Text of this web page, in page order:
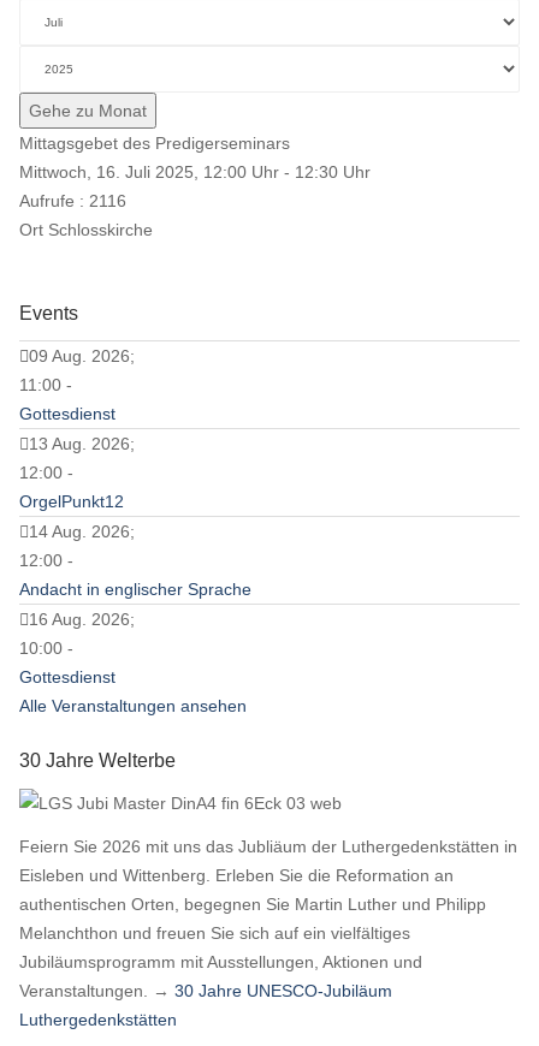
Gehe zu Monat
Mittagsgebet des Predigerseminars
Mittwoch, 16. Juli 2025, 12:00 Uhr - 12:30 Uhr
Aufrufe : 2116
Ort Schlosskirche
Events
09 Aug. 2026;
11:00 -
Gottesdienst
13 Aug. 2026;
12:00 -
OrgelPunkt12
14 Aug. 2026;
12:00 -
Andacht in englischer Sprache
16 Aug. 2026;
10:00 -
Gottesdienst
Alle Veranstaltungen ansehen
30 Jahre Welterbe
Feiern Sie 2026 mit uns das Jubliäum der Luthergedenkstätten in
Eisleben und Wittenberg. Erleben Sie die Reformation an
authentischen Orten, begegnen Sie Martin Luther und Philipp
Melanchthon und freuen Sie sich auf ein vielfältiges
Jubiläumsprogramm mit Ausstellungen, Aktionen und
Veranstaltungen. → 30 Jahre UNESCO-Jubiläum
Luthergedenkstätten